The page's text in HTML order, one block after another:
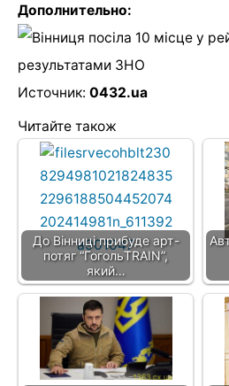
Дополнительно:
Источник: 0432.ua
Читайте також
До Вінниці прибуде арт-
потяг “ГогольTRAIN”,
який…